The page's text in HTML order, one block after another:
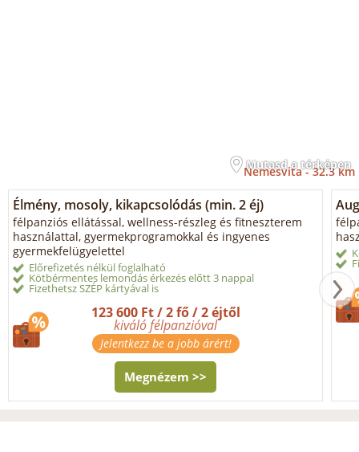
Mutasd a térképen
Nemesvita -32.3 km
Élmény, mosoly, kikapcsolódás (min. 2 éj)
félpanziós ellátással, wellness-részleg és fitneszterem
használattal, gyermekprogramokkal és ingyenes
gyermekfelügyelettel
Előrefizetés nélkül foglalható
Kötbérmentes lemondás érkezés előtt 3 nappal
Fizethetsz SZÉP kártyával is
123 600 Ft / 2 fő / 2 éjtől
kiváló félpanzióval
Jelentkezz be a jobb árért!
Megnézem >>